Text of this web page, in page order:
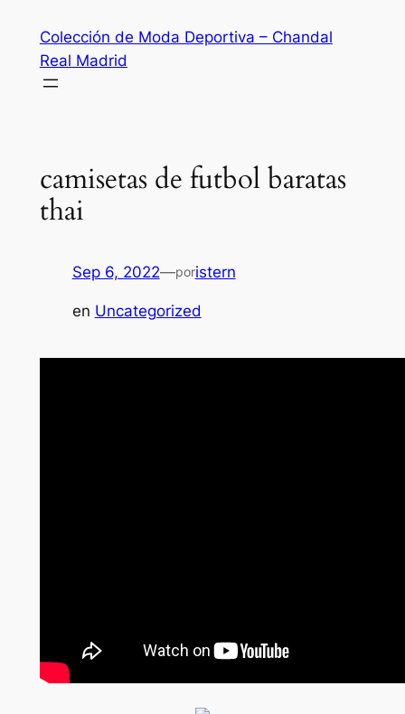
contenido
Colección de Moda Deportiva – Chandal
Real Madrid
camisetas de futbol baratas
thai
Sep 6, 2022—poristern
en Uncategorized